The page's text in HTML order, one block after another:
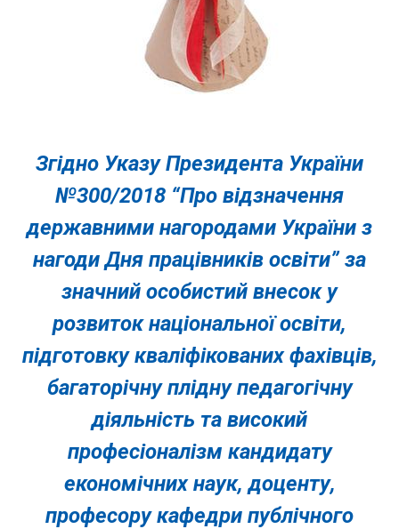
Згідно Указу Президента України
№300/2018 “Про відзначення
державними нагородами України з
нагоди Дня працівників освіти” за
значний особистий внесок у
розвиток національної освіти,
підготовку кваліфікованих фахівців,
багаторічну плідну педагогічну
діяльність та високий
професіоналізм кандидату
економічних наук, доценту,
професору кафедри публічного